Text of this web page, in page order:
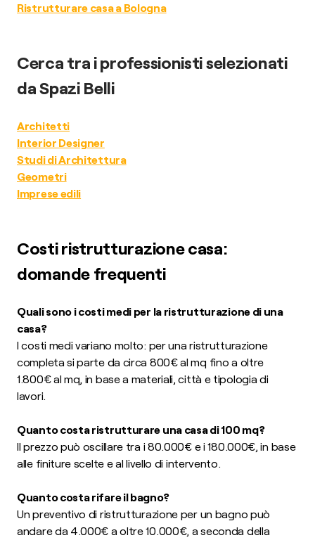
Ristrutturare casa a Bologna
Cerca tra i professionisti selezionati
da Spazi Belli
Architetti
Interior Designer
Studi di Architettura
Geometri
Imprese edili
Costi ristrutturazione casa:
domande frequenti
Quali sono i costi medi per la ristrutturazione di una
casa?
I costi medi variano molto: per una ristrutturazione
completa si parte da circa 800€ al mq fino a oltre
1.800€ al mq, in base a materiali, città e tipologia di
lavori.
Quanto costa ristrutturare una casa di 100 mq?
Il prezzo può oscillare tra i 80.000€ e i 180.000€, in base
alle finiture scelte e al livello di intervento.
Quanto costa rifare il bagno?
Un preventivo di ristrutturazione per un bagno può
andare da 4.000€ a oltre 10.000€, a seconda della